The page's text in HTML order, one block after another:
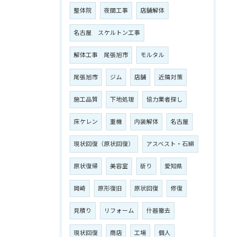
整体院 夜間工事 店舗解体
名古屋 スケルトン工事
解体工事 尾張旭市 モルタル
尾張旭市 ジム 店舗 近隣対策
施工品質 下地処理 協力業者探し
床ケレン 重機 内装解体 名古屋
現状回復（原状回復） アスベスト・石綿
原状復帰 美容室 斫り 愛知県
岡崎 原形復旧 原状回復 修復
見積り リフォーム 什器撤去
現状回復 商店 工場 個人